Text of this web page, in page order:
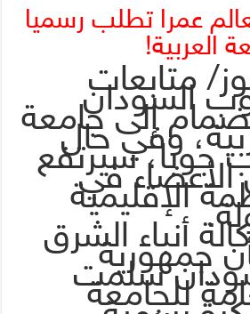
عمرا تطلب رسميا
العربية!
متابعات
السودان
إلى جامعة
وفي حال
جوبا، سيرتفع
الأعضاء في
الإقليمية
أنباء الشرق
جمهورية
سلمت
للجامعة